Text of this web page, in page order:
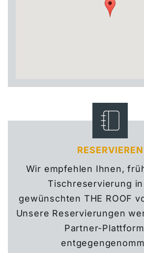
RESERVIEREN
Wir empfehlen Ihnen,
Tischreservierung
gewünschten THE ROOF
Unsere Reservierungen
Partner-